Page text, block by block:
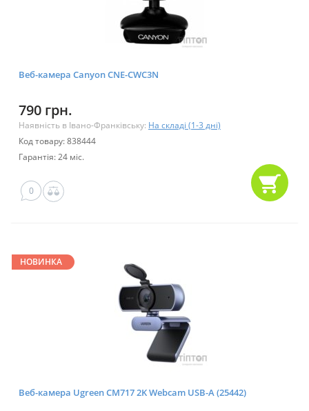
Веб-камера Canyon CNE-CWC3N
790 грн.
Наявність в Івано-Франківську: На складі (1-3 дні)
Код товару: 838444
Гарантія: 24 міс.
0
НОВИНКА
Веб-камера Ugreen CM717 2K Webcam USB-A (25442)